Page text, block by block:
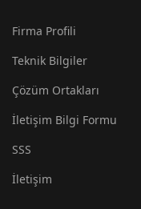
Firma Profili
Teknik Bilgiler
Çözüm Ortakları
İletişim Bilgi Formu
SSS
İletişim